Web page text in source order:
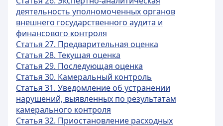
деятельность уполномоченных органов
внешнего государственного аудита и
финансового контроля
Статья 27. Предварительная оценка
Статья 28. Текущая оценка
Статья 29. Последующая оценка
Статья 30. Камеральный контроль
Статья 31. Уведомление об устранении
нарушений, выявленных по результатам
камерального контроля
Статья 32. Приостановление расходных